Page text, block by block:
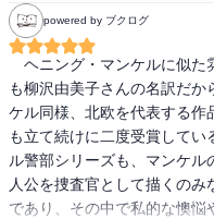
た事実が浮かび上がる。
事実を1つずつ丹念に紐ほど
が、誰もが見逃していた過去
辿り着き、真犯人を特定して
はないだろうか。
本体価格1,360円
★★★
powered by ブクログ
ヘニング・マンケルに似た
も柳沢由美子さんの名訳だ
ケル同様、北欧を代表する作
も立て続けに二度受賞してい
ル警部シリーズも、マンケ
人公を捜査官として描くの
であり、その中で私的な懊悩